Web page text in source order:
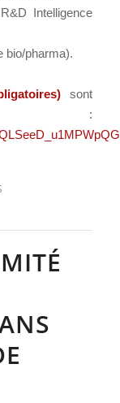
Intelligence
bio/pharma).
sont
: